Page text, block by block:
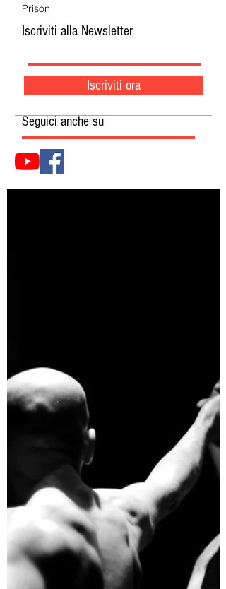
Prison
Iscriviti alla Newsletter
Iscriviti ora
Seguici anche su